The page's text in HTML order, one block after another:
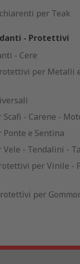
per Teak
- Protettivi
- Cere
per Metalli
- Carene -
e Sentina
- Tendalini -
per Vinile -
per